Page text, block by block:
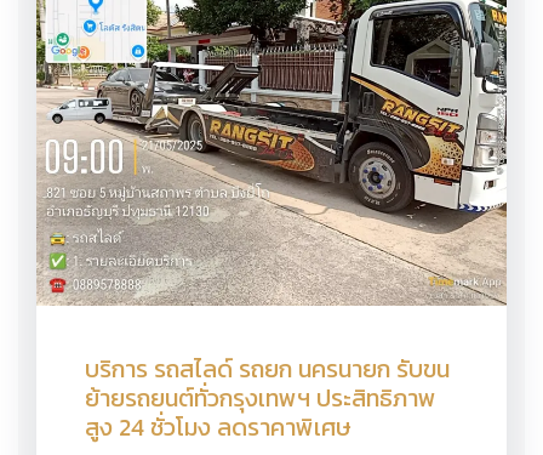
บริการ รถสไลด์ รถยก นครนายก รับขน
ย้ายรถยนต์ทั่วกรุงเทพฯ ประสิทธิภาพ
สูง 24 ชั่วโมง ลดราคาพิเศษ